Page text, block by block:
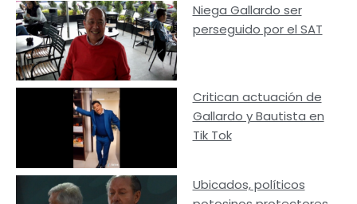
Niega Gallardo ser
perseguido por el SAT
Critican actuación de
Gallardo y Bautista en
Tik Tok
Ubicados, políticos